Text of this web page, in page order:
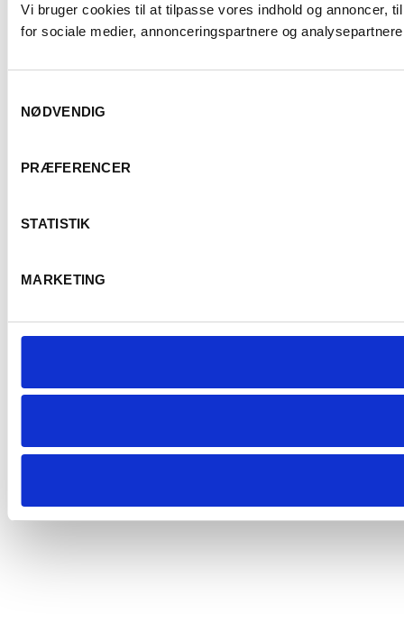
Vi bruger cookies til at tilpasse vores indhold og annoncer,
for sociale medier, annonceringspartnere og
NØDVENDIG
PRÆFERENCER
STATISTIK
MARKETING